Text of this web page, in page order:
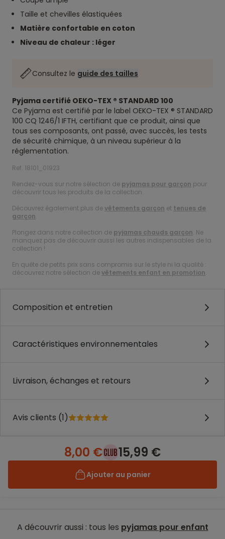
Taille et chevilles élastiquées
Matière confortable en coton
Niveau de chaleur : léger
Consultez le guide des tailles
Pyjama certifié OEKO-TEX ® STANDARD 100
Ce Pyjama est certifié par le label OEKO-TEX ® STANDARD
100 CQ 1246/1 IFTH, certifiant que ce produit, ainsi que
tous ses composants, ont passé, avec succès, les tests
de sécurité chimique, à un niveau supérieur à la
réglementation.
Ref. 18101_01923
Rendez-vous sur notre sélection de pyjamas pour garçon pour
découvrir tous les produits de la collection.
Découvrez également plus devêtements garçon et tenues de
garçon.
Plongez dans notre collection de pyjamas chauds garçon. Ne
manquez pas de découvrir aussi les autres indispensables de la
collection !
En quête de petits prix sans compromis sur le style ni la qualité :
découvrez notre sélection devêtements enfant en promotion.
Composition et entretien
Caractéristiques environnementales
Livraison, échanges et retours
Avis clients (1)
8,00 € 15,99 €
Ajouter au panier
A découvrir aussi : tous les pyjamas pour enfant